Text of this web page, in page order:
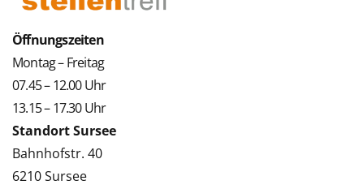
Öffnungszeiten
Montag – Freitag
07.45 – 12.00 Uhr
13.15 – 17.30 Uhr
Standort Sursee
Bahnhofstr. 40
6210 Sursee